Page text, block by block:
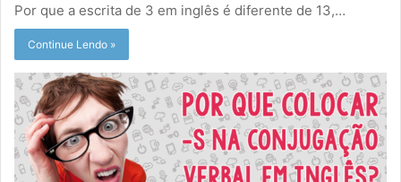
Por que a escrita de 3 em inglês é diferente de 13,…
Continue Lendo »